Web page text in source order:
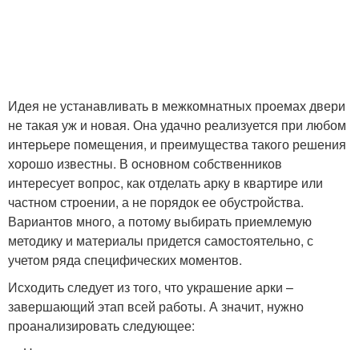
Идея не устанавливать в межкомнатных проемах двери
не такая уж и новая. Она удачно реализуется при любом
интерьере помещения, и преимущества такого решения
хорошо известны. В основном собственников
интересует вопрос, как отделать арку в квартире или
частном строении, а не порядок ее обустройства.
Вариантов много, а потому выбирать приемлемую
методику и материалы придется самостоятельно, с
учетом ряда специфических моментов.
Исходить следует из того, что украшение арки –
завершающий этап всей работы. А значит, нужно
проанализировать следующее: